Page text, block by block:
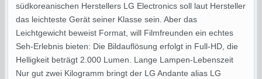
südkoreanischen Herstellers LG Electronics soll laut Hersteller
das leichteste Gerät seiner Klasse sein. Aber das
Leichtgewicht beweist Format, will Filmfreunden ein echtes
Seh-Erlebnis bieten: Die Bildauflösung erfolgt in Full-HD, die
Helligkeit beträgt 2.000 Lumen. Lange Lampen-Lebenszeit
Nur gut zwei Kilogramm bringt der LG Andante alias LG